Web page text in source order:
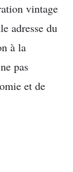
vintage
adresse du
à la
pas
et de